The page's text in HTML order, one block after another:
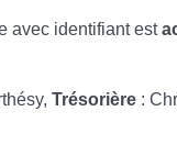
avec identifiant est
Trésorière :